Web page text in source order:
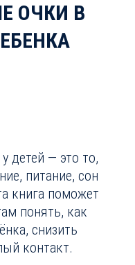
ОЧКИ В
детей — это то,
питание, сон
книга поможет
понять, как
снизить
контакт.